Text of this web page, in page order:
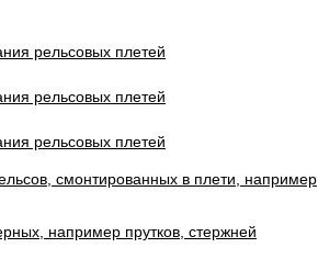
смонтированных в плети, например
например прутков, стержней